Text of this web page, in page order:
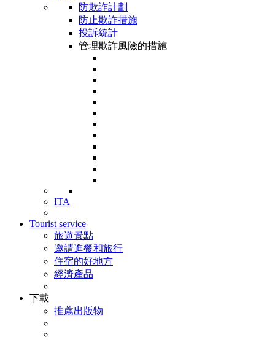
防欺詐計劃
防止欺詐措施
投訴統計
管理欺詐風險的措施
ITA
Tourist service
旅遊景點
邀請進餐和旅行
住宿的好地方
經濟產品
下載
推薦出版物